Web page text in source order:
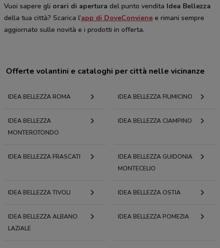
Vuoi sapere gli orari di apertura del punto vendita Idea Bellezza
della tua città? Scarica l’app di DoveConviene e rimani sempre
aggiornato sulle novità e i prodotti in offerta.
Offerte volantini e cataloghi per città nelle vicinanze
IDEA BELLEZZA ROMA IDEA BELLEZZA FIUMICINO
IDEA BELLEZZA
MONTEROTONDO
IDEA BELLEZZA CIAMPINO
IDEA BELLEZZA FRASCATI
IDEA BELLEZZA GUIDONIA
MONTECELIO
IDEA BELLEZZA TIVOLI IDEA BELLEZZA OSTIA
IDEA BELLEZZA ALBANO
LAZIALE
IDEA BELLEZZA POMEZIA